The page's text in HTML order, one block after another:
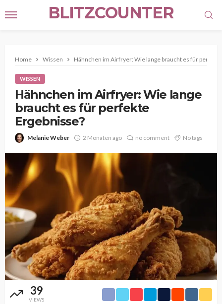
BLITZCOUNTER
Home Wissen Hähnchen im Airfryer: Wie lange braucht es für
WISSEN
Hähnchen im Airfryer: Wie lange
braucht es für perfekte
Ergebnisse?
Melanie Weber 2 Monaten ago no comment No tags
39
VIEWS